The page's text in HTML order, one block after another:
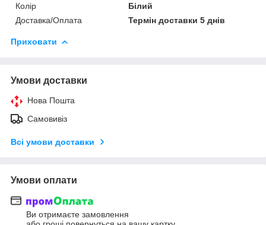
Колір
Білий
Доставка/Оплата
Термін доставки 5 днів
Приховати
Умови доставки
Нова Пошта
Самовивіз
Всі умови доставки
Умови оплати
Ви отримаєте замовлення